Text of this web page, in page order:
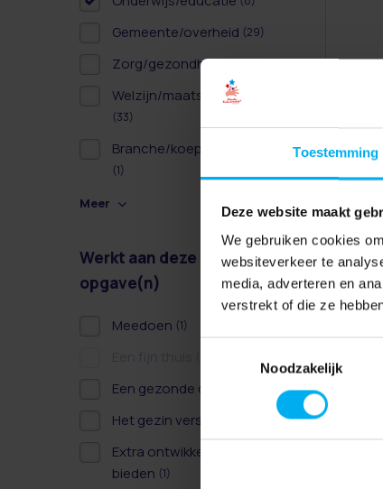
Toestemming
Deze website maakt
We gebruiken cookies
websiteverkeer te
media, adverteren en
verstrekt of die ze
Noodzakelijk
Gemeente/overheid (29)
Zorg/gezondheidszorg(14)
Welzijn/maatschappelijk
(33)
Branche/koepel/belangen
(1)
Meer
Werkt aan deze
opgave(n)
Meedoen (1)
Een gezonde dag
Het gezin versterken
Extra ontwikkelkansen
bieden (1)